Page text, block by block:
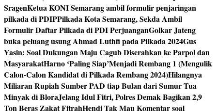
SragenKetua KONI Semarang ambil formulir penjaringan
pilkada di PDIPPilkada Kota Semarang, Sekda Ambil
Formulir Daftar Pilkada di PDI PerjuanganGolkar Jateng
buka peluang usung Ahmad Luthfi pada Pilkada 2024Gus
Yasin: Soal Dukungan Maju Cagub Diserahkan ke Parpol dan
MasyarakatHarno ‘Paling Siap’Menjadi Rembang 1 (Mengulik
Calon-Calon Kandidat di Pilkada Rembang 2024)Hilangnya
Miliaran Rupiah Sumber PAD tiap Bulan dari Sumur Tua
Minyak di BloraJelang Idul Fitri, Polres Demak Bagikan 2,9
Ton Beras Zakat FitrahHendi Tak Mau Komentar soal